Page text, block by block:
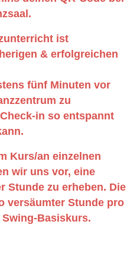
ist
& erfolgreichen
fünf Minuten vor
zu
in so entspannt
Kurs/an einzelnen
wir uns vor, eine
Stunde zu erheben. Die
versäumter Stunde pro
Basiskurs.